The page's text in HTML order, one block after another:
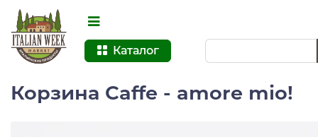
Каталог
Корзина Caffe - amore mio!